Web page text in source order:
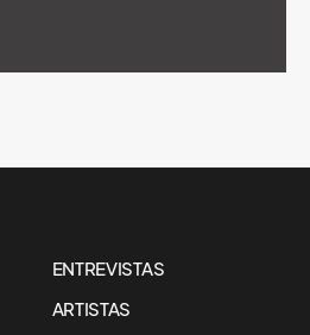
ENTREVISTAS
ARTISTAS